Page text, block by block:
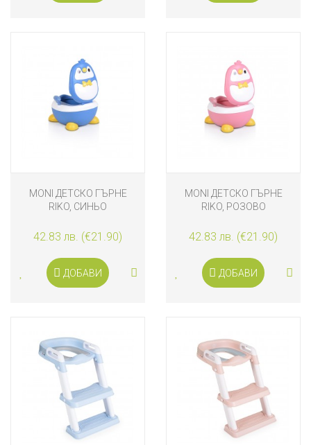
MONI ДЕТСКО ГЪРНЕ
RIKO, СИНЬО
42.83 лв. (€21.90)
ДОБАВИ
MONI ДЕТСКО ГЪРНЕ
RIKO, РОЗОВО
42.83 лв. (€21.90)
ДОБАВИ